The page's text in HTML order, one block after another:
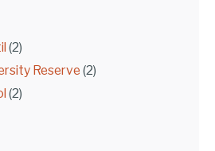
(2)
Reserve (2)
(2)